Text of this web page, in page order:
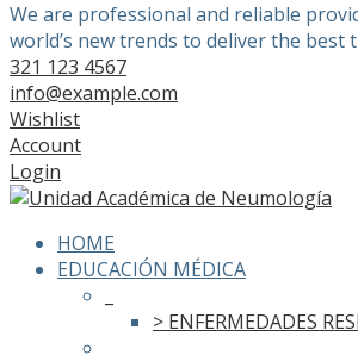
We are professional and reliable
world’s new trends to deliver the best
321 123 4567
info@example.com
Wishlist
Account
Login
HOME
EDUCACIÓN MÉDICA
> ENFERMEDADES